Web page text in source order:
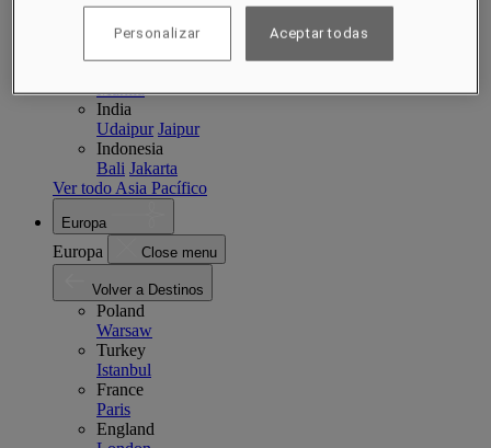
Singapore Sentosa
Cambodia
Manila
India
Udaipur Jaipur
Indonesia
Bali Jakarta
Ver todo Asia Pacífico
Europa
Europa Close menu
Volver a Destinos
Poland
Warsaw
Turkey
Istanbul
France
Paris
England
Personalizar Aceptar todas